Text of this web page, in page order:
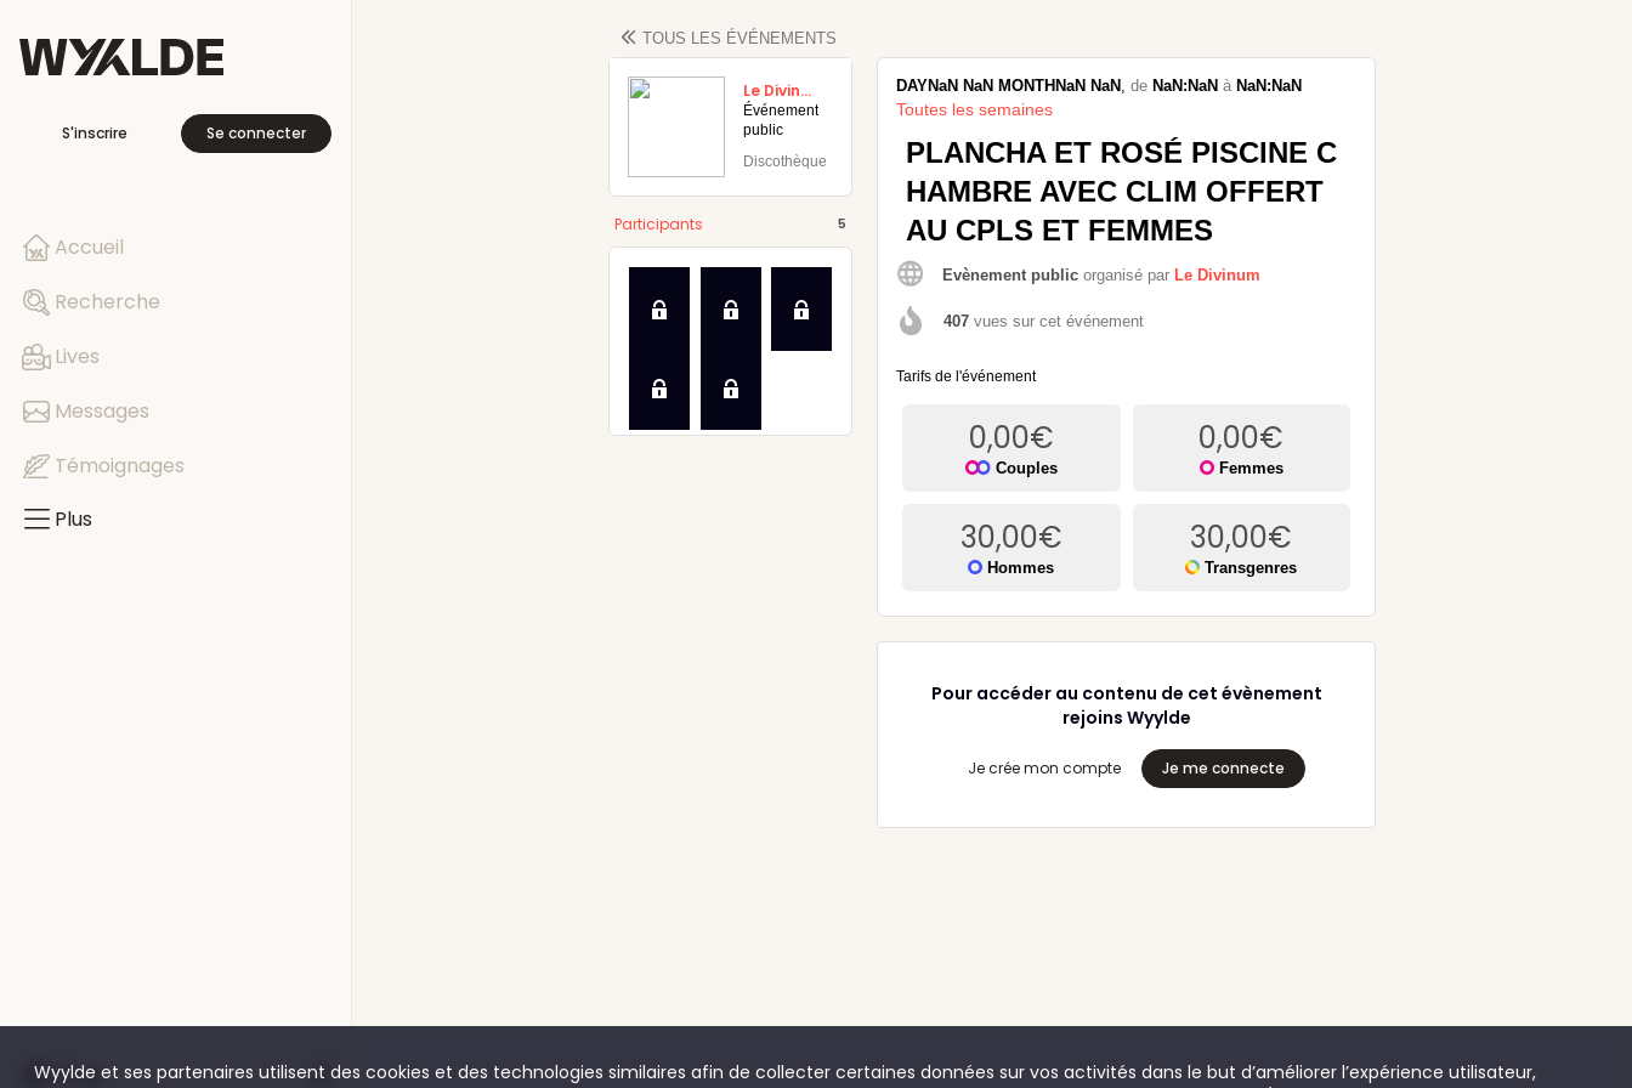
S'inscrire Se connecter
Accueil
Recherche
Lives
Messages
Témoignages
Plus
Shop
TOUS LES ÉVÉNEMENTS
Le Divinum
Événement
public
Discothèque
5
Participants
DAYNaN NaN MONTHNaN NaN ,de NaN:NaN à NaN:NaN
Toutes les semaines
PLANCHA ET ROSÉ PISCINE C
HAMBRE AVEC CLIM OFFERT
AU CPLS ET FEMMES
Evènement public organisé par Le Divinum
407 vues sur cet événement
Tarifs de l'événement
0,00€
Couples
0,00€
Femmes
30,00€
Hommes
30,00€
Transgenres
Pour accéder au contenu de cet évènement
rejoins Wyylde
Je crée mon compte Je me connecte
Wyylde et ses partenaires utilisent des cookies et des technologies similaires afin de collecter certaines données sur vos activités dans le but d’améliorer l’expérience utilisateur,